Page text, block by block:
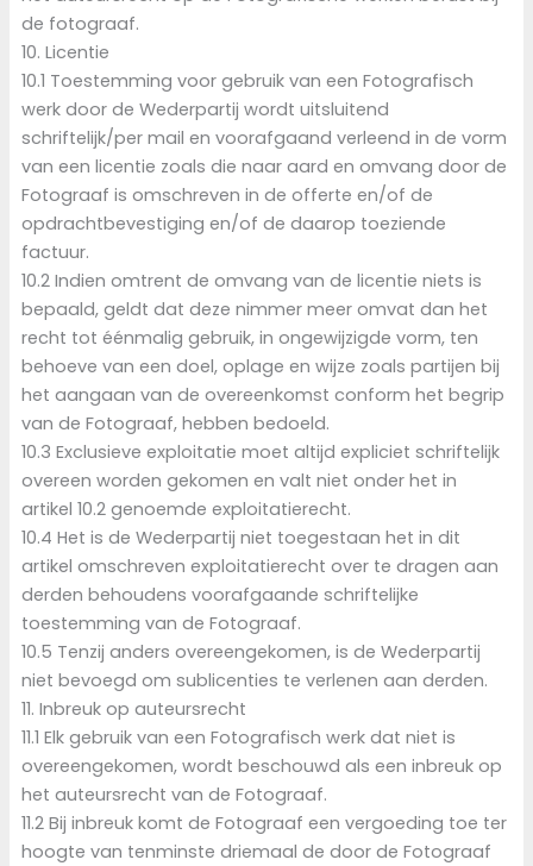
de fotograaf.
10. Licentie
10.1 Toestemming voor gebruik van een Fotografisch
werk door de Wederpartij wordt uitsluitend
schriftelijk/per mail en voorafgaand verleend in de vorm
van een licentie zoals die naar aard en omvang door de
Fotograaf is omschreven in de offerte en/of de
opdrachtbevestiging en/of de daarop toeziende
factuur.
10.2 Indien omtrent de omvang van de licentie niets is
bepaald, geldt dat deze nimmer meer omvat dan het
recht tot éénmalig gebruik, in ongewijzigde vorm, ten
behoeve van een doel, oplage en wijze zoals partijen bij
het aangaan van de overeenkomst conform het begrip
van de Fotograaf, hebben bedoeld.
10.3 Exclusieve exploitatie moet altijd expliciet schriftelijk
overeen worden gekomen en valt niet onder het in
artikel 10.2 genoemde exploitatierecht.
10.4 Het is de Wederpartij niet toegestaan het in dit
artikel omschreven exploitatierecht over te dragen aan
derden behoudens voorafgaande schriftelijke
toestemming van de Fotograaf.
10.5 Tenzij anders overeengekomen, is de Wederpartij
niet bevoegd om sublicenties te verlenen aan derden.
11. Inbreuk op auteursrecht
11.1 Elk gebruik van een Fotografisch werk dat niet is
overeengekomen, wordt beschouwd als een inbreuk op
het auteursrecht van de Fotograaf.
11.2 Bij inbreuk komt de Fotograaf een vergoeding toe ter
hoogte van tenminste driemaal de door de Fotograaf